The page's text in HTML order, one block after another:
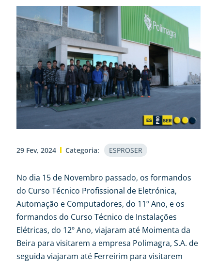
29 Fev, 2024 Categoria: ESPROSER
No dia 15 de Novembro passado, os formandos
do Curso Técnico Profissional de Eletrónica,
Automação e Computadores, do 11º Ano, e os
formandos do Curso Técnico de Instalações
Elétricas, do 12º Ano, viajaram até Moimenta da
Beira para visitarem a empresa Polimagra, S.A. de
seguida viajaram até Ferreirim para visitarem